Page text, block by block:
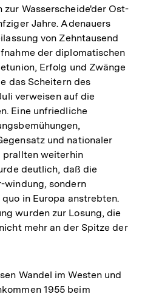
zur Wasserscheide'der Ost-
Jahre. Adenauers
von Zehntausend
der diplomatischen
Erfolg und Zwänge
das Scheitern des
verweisen auf die
Eine unfriedliche
und nationaler
prallten weiterhin
deutlich, daß die
windung, sondern
in Europa anstrebten.
wurden zur Losung, die
mehr an der Spitze der
Wandel im Westen und
1955 beim